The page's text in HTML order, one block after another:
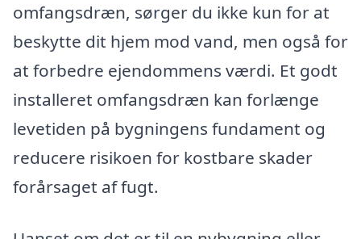
omfangsdræn, sørger du ikke kun for at
beskytte dit hjem mod vand, men også for
at forbedre ejendommens værdi. Et godt
installeret omfangsdræn kan forlænge
levetiden på bygningens fundament og
reducere risikoen for kostbare skader
forårsaget af fugt.